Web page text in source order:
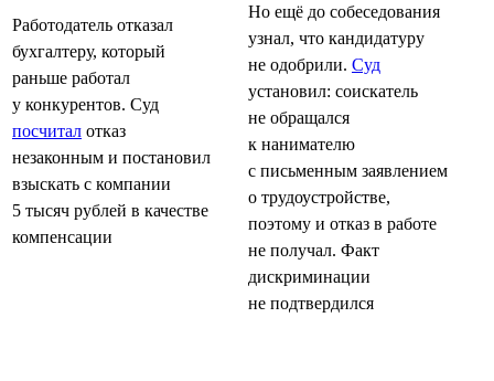
Работодатель отказал
бухгалтеру, который
раньше работал
у конкурентов. Суд
посчитал отказ
незаконным и постановил
взыскать с компании
5 тысяч рублей в качестве
компенсации
Но ещё до собеседования
узнал, что кандидатуру
не одобрили. Суд
установил: соискатель
не обращался
к нанимателю
с письменным заявлением
о трудоустройстве,
поэтому и отказ в работе
не получал. Факт
дискриминации
не подтвердился